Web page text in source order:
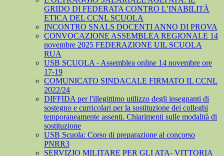
GRIDO DI FEDERATA CONTRO L’INABILITÀ
ETICA DEL CCNL SCUOLA
INCONTRO SNALS DOCENTI ANNO DI PROVA
CONVOCAZIONE ASSEMBLEA REGIONALE 14
novembre 2025 FEDERAZIONE UIL SCUOLA
RUA
USB SCUOLA - Assemblea online 14 novembre ore
17-19
COMUNICATO SINDACALE FIRMATO IL CCNL
2022/24
DIFFIDA per l'illegittimo utilizzo degli insegnanti di
sostegno e curricolari per la sostituzione dei colleghi
temporaneamente assenti. Chiarimenti sulle modalità di
sostituzione
USB Scuola: Corso di preparazione al concorso
PNRR3
SERVIZIO MILITARE PER GLI ATA- VITTORIA